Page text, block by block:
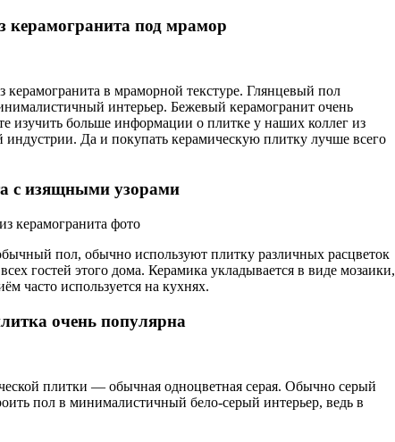
керамогранита под мрамор
в мраморной текстуре. Глянцевый пол
интерьер. Бежевый керамогранит очень
изучить больше информации о плитке у наших коллег из
индустрии. Да и покупать керамическую плитку лучше всего
с изящными узорами
пол, обычно используют плитку различных расцветок
гостей этого дома. Керамика укладывается в виде мозаики,
часто используется на кухнях.
очень популярна
плитки — обычная одноцветная серая. Обычно серый
пол в минималистичный бело-серый интерьер, ведь в